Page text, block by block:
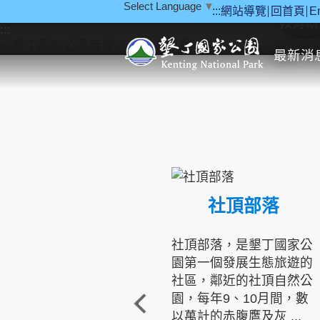
:::網站導覽 回首頁
Select Language ▼
最新消
::: 教育
社頂部落
社頂部落，是墾丁國家公
園第一個發展生態旅遊的
社區，鄰近的社頂自然公
園，每年9、10月間，數
以萬計的赤腹鷹及灰 ...